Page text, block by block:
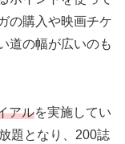
の購入や映画チケ
道の幅が広いのも
アルを実施してい
題となり、200誌